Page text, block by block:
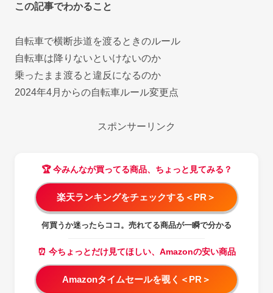
この記事でわかること
自転車で横断歩道を渡るときのルール
自転車は降りないといけないのか
乗ったまま渡ると違反になるのか
2024年4月からの自転車ルール変更点
スポンサーリンク
🏆 今みんなが買ってる商品、ちょっと見てみる？
楽天ランキングをチェックする＜PR＞
何買うか迷ったらココ。売れてる商品が一瞬で分かる
⏰ 今ちょっとだけ見てほしい、Amazonの安い商品
Amazonタイムセールを覗く＜PR＞